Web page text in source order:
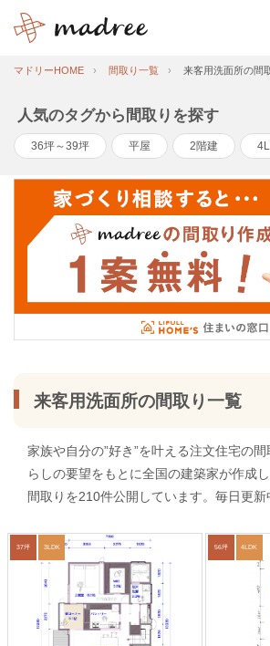
マドリーHOME 間取り一覧 来客用洗面所の間
人気のタグから間取りを探す
36坪～39坪 平屋 2階建
来客用洗面所の間取り一覧
家族や自分の”好き”を叶える注文住宅の
らしの要望をもとに全国の建築家が作成
間取りを210件公開しています。毎日更新
37坪 3LDK 56坪 4LDK